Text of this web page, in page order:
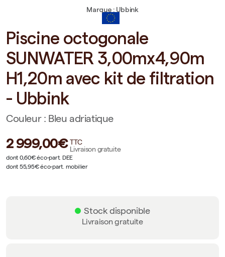
Marque : Ubbink
Piscine octogonale
SUNWATER 3,00mx4,90m
H1,20m avec kit de filtration
- Ubbink
Couleur : Bleu adriatique
2 999,00€ TTC
Livraison gratuite
dont 0,60€ éco-part. DEE
dont 55,95€ éco-part. mobilier
Stock disponible
Livraison gratuite